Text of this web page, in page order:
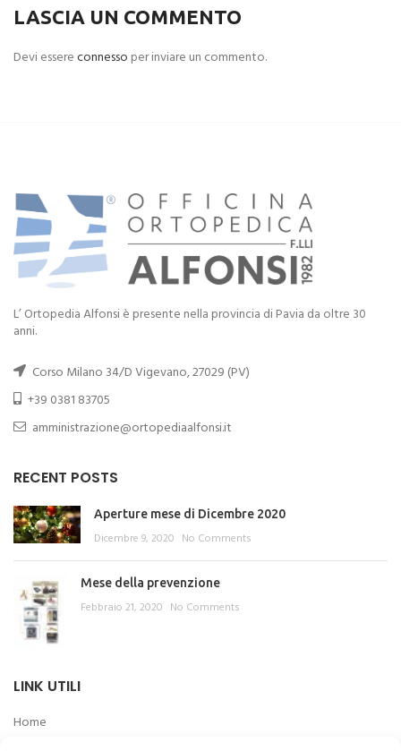
LASCIA UN COMMENTO
Devi essereconnesso per inviare un commento.
L’ Ortopedia Alfonsi è presente nella provincia di Pavia da oltre 30
anni.
Corso Milano 34/D Vigevano, 27029 (PV)
+39 0381 83705
amministrazione@ortopediaalfonsi.it
RECENT POSTS
Aperture mese di Dicembre 2020
Dicembre 9, 2020 No Comments
Mese della prevenzione
Febbraio 21, 2020 No Comments
LINK UTILI
Home